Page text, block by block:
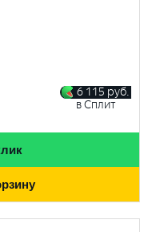
6 115 руб.
в Сплит